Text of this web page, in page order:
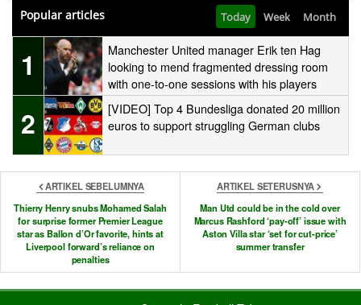
Popular articles Today Week Month
1
Manchester United manager Erik ten Hag
looking to mend fragmented dressing room
with one-to-one sessions with his players
2
[VIDEO] Top 4 Bundesliga donated 20 million
euros to support struggling German clubs
ARTIKEL SEBELUMNYA
Thierry Henry snubs Mohamed Salah
for surprise former Premier League
star as Ballon d’Or favorite, hints at
Liverpool forward’s reliance on
penalties
ARTIKEL SETERUSNYA
Man Utd could be in the cold over
Marcus Rashford ‘pay-off’ issue with
Aston Villa star ‘set for cut-price’
summer transfer